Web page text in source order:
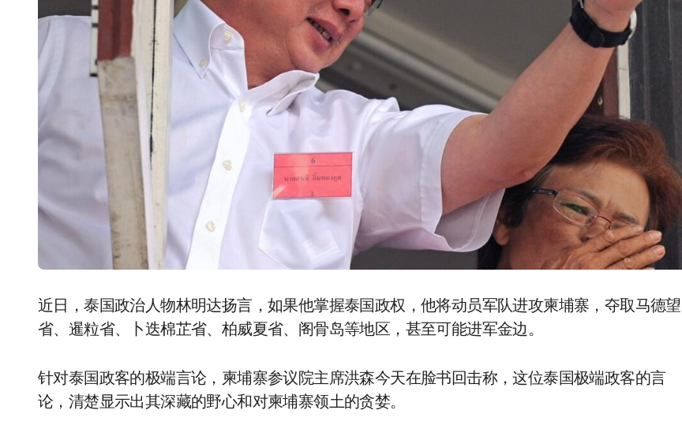
近日，泰国政治人物林明达扬言，如果他掌握泰国政权，他将动员军队进攻柬埔寨，夺取马德望
省、暹粒省、卜迭棉芷省、柏威夏省、阁骨岛等地区，甚至可能进军金边。
针对泰国政客的极端言论，柬埔寨参议院主席洪森今天在脸书回击称，这位泰国极端政客的言
论，清楚显示出其深藏的野心和对柬埔寨领土的贪婪。